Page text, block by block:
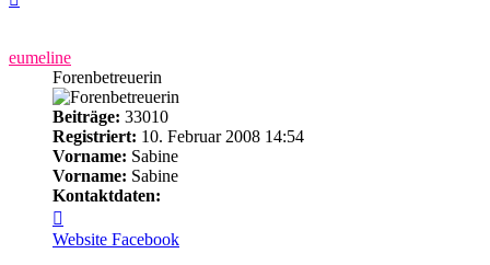
eumeline
Forenbetreuerin
Beiträge: 33010
Registriert: 10. Februar 2008 14:54
Vorname: Sabine
Vorname: Sabine
Kontaktdaten:
von
eumeline
Website Facebook